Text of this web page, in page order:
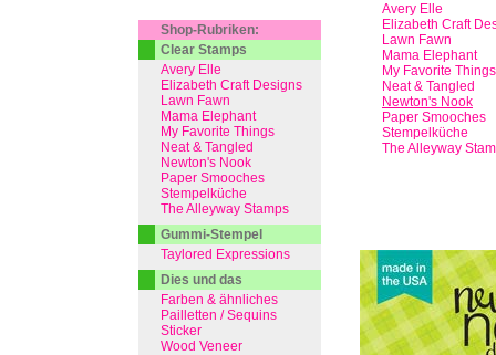
Avery Elle
Elizabeth Craft
Lawn Fawn
Mama Elephant
My Favorite Things
Neat & Tangled
Newton's Nook
Paper Smooches
Stempelküche
The Alleyway
Shop-Rubriken:
Clear Stamps
Avery Elle
Elizabeth Craft Designs
Lawn Fawn
Mama Elephant
My Favorite Things
Neat & Tangled
Newton's Nook
Paper Smooches
Stempelküche
The Alleyway Stamps
Gummi-Stempel
Taylored Expressions
Dies und das
Farben & ähnliches
Pailletten / Sequins
Sticker
Wood Veneer